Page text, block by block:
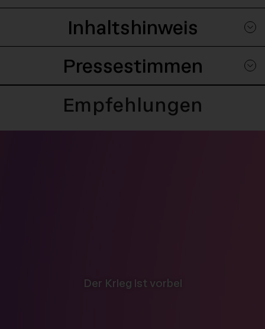
Inhaltshinweis
Pressestimmen
Empfehlungen
Der Krieg ist vorbei-